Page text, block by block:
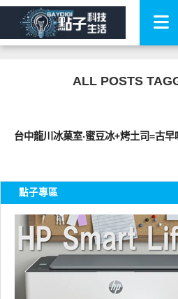
ALL POSTS
台中龍川冰菓室‧蜜豆冰+烤土司=古早
點子專區